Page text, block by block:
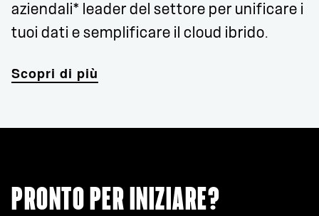
aziendali* leader del settore per unificare i
tuoi dati e semplificare il cloud ibrido.
Scopri di più
PRONTO PER INIZIARE?